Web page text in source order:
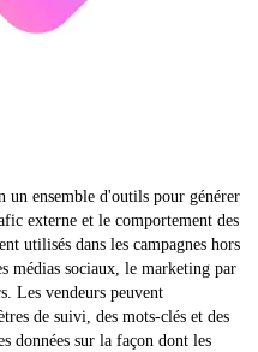
ensemble d'outils pour générer
externe et le comportement des
utilisés dans les campagnes hors
médias sociaux, le marketing par
Les vendeurs peuvent
de suivi, des mots-clés et des
données sur la façon dont les